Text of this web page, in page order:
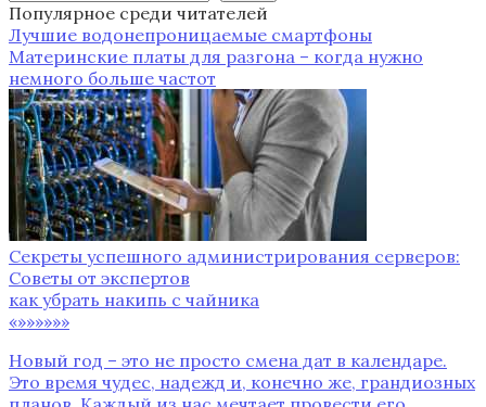
Популярное среди читателей
Лучшие водонепроницаемые смартфоны
Материнские платы для разгона – когда нужно
немного больше частот
Секреты успешного администрирования серверов:
Советы от экспертов
как убрать накипь с чайника
«»»»»»»
Новый год – это не просто смена дат в календаре.
Это время чудес, надежд и, конечно же, грандиозных